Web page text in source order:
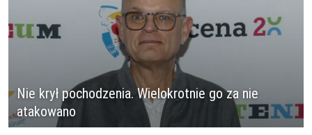
Nie krył pochodzenia. Wielokrotnie go za nie
atakowano